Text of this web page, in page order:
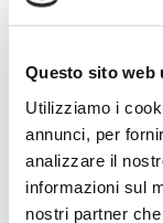
Questo sito web
Utilizziamo i
annunci, per
analizzare il
informazioni sul
nostri partner
microfono
cavi vari come
strumento è a
prodotti è di alto